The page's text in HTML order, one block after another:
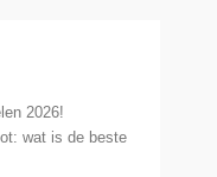
2026!
wat is de beste